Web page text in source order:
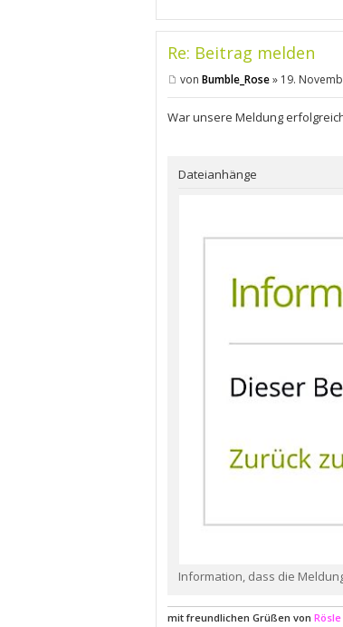
Re: Beitrag melden
e
i
von Bumble_Rose» 19.
War unsere Meldung
Dateianhänge
Information, dass die
mit freundlichen Grüßen von Rösle